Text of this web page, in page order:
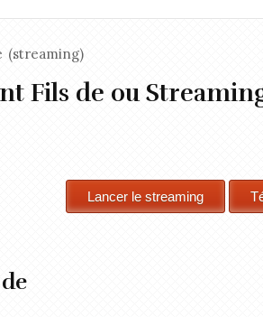
(streaming)
Fils de ou